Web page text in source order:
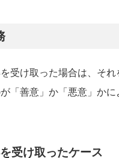
受け取った場合は、そ
「善意」か「悪意」か
受け取ったケース